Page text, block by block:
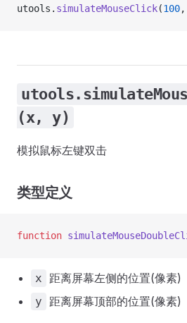
utools. simulateMouseClick(100,
(x, y)
模拟鼠标左键双击
类型定义
function
x 距离屏幕左侧的位置(像素)
y 距离屏幕顶部的位置(像素)